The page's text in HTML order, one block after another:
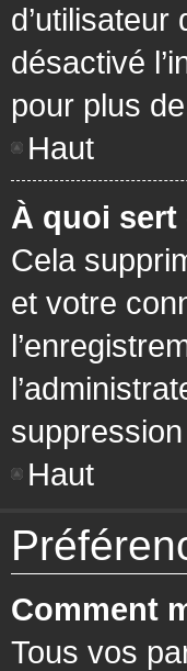
désactivé
pour plus
Haut
À quoi sert
Cela
et votre
Haut
Comment
Tous vos